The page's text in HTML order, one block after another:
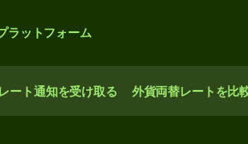
ラットフォーム
ート通知を受け取る 外貨両替レートを比